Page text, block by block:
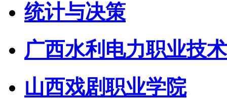
统计与决策
广西水利电力职业技
山西戏剧职业学院